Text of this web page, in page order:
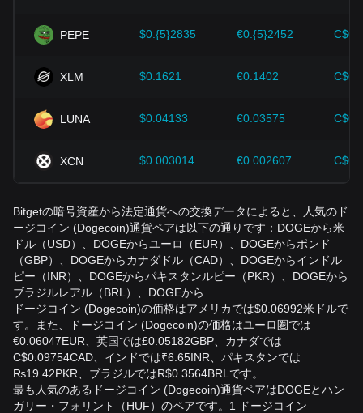
PEPE $0.{5}2835 €0.{5}2452
XLM $0.1621 €0.1402
LUNA $0.04133 €0.03575
XCN $0.003014 €0.002607
Bitgetの暗号資産から法定通貨への交換データによると、人気のド
ージコイン (Dogecoin)通貨ペアは以下の通りです：DOGEから米
ドル（USD）、DOGEからユーロ（EUR）、DOGEからポンド
（GBP）、DOGEからカナダドル（CAD）、DOGEからインドル
ピー（INR）、DOGEからパキスタンルピー（PKR）、DOGEから
ブラジルレアル（BRL）、DOGEから…
ドージコイン (Dogecoin)の価格はアメリカでは$0.06992米ドルで
す。また、ドージコイン (Dogecoin)の価格はユーロ圏では
€0.06047EUR、英国では£0.05182GBP、カナダでは
C$0.09754CAD、インドでは₹6.65INR、パキスタンでは
₨19.42PKR、ブラジルではR$0.3564BRLです。
最も人気のあるドージコイン (Dogecoin)通貨ペアはDOGEとハン
ガリー・フォリント（HUF）のペアです。1 ドージコイン